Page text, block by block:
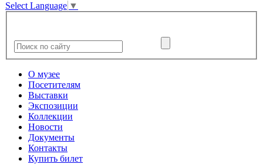
Select Language ▼
О музее
Посетителям
Выставки
Экспозиции
Коллекции
Новости
Документы
Контакты
Купить билет